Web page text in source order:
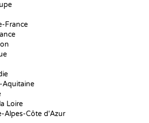
France
Aquitaine
Loire
Alpes-Côte d'Azur